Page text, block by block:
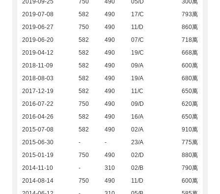
2019-09-25 750 490 05/D
300萬
2019-07-08
582 490 17/C
793萬
2019-06-27
750 490 11/D
860萬
2019-06-20
582 490 07/C
718萬
2019-04-12
582 490 19/C
668萬
2018-11-09
582 490 09/A
600萬
2018-08-03
582 490 19/A
680萬
2017-12-19
582 490 11/C
650萬
2016-07-22
750 490 09/D
620萬
2016-04-26
582 490 16/A
650萬
2015-07-08
582 490 02/A
910萬
2015-06-30
- - 23/A
775萬
2015-01-19
750 490 02/D
880萬
2014-11-10
- 310 02/B
790萬
2014-08-14
750 490 11/D
600萬